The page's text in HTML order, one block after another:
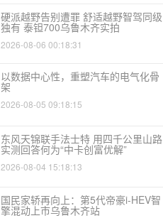
硬派越野告别遭罪 舒适越野智驾同级
独有 泰钽700乌鲁木齐实拍
2026-08-06 00:18:31
以数据中心性，重塑汽车的电气化骨
架
2026-08-05 09:18:15
东风天锦联手法士特 用四千公里山路
实测回答何为“中卡创富优解”
2026-08-04 15:18:13
国民家轿再向上：第5代帝豪i-HEV智
擎混动上市乌鲁木齐站